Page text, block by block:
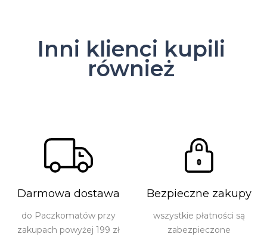
Inni klienci kupili
również
Darmowa dostawa
do Paczkomatów przy
zakupach powyżej 199 zł
Bezpieczne zakupy
wszystkie płatności są
zabezpieczone